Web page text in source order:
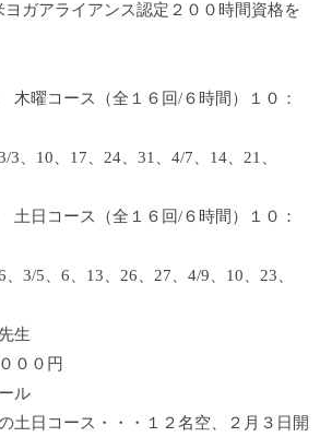
ヨガアライアンス認定２００時間資格を
曜コース（全１６回/６時間）１０：
3、10、17、24、31、4/7、14、21、
日コース（全１６回/６時間）１０：
、3/5、6、13、26、27、4/9、10、23、
生
００円
ル
土日コース・・・１２名空、２月３日開